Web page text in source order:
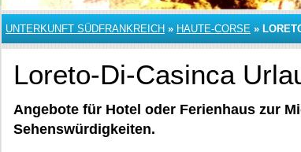
UNTERKUNFT SÜDFRANKREICH » HAUTE-CORSE »
Loreto-Di-Casinca
Angebote für Hotel oder Ferienhaus zur
Sehenswürdigkeiten.